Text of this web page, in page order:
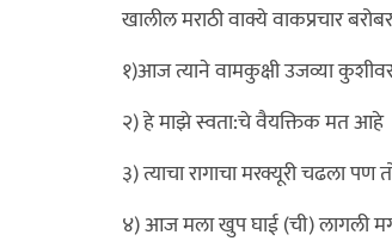
खालील मराठी वाक्ये वाकप्रचार
१)आज त्याने वामकुक्षी उजव्या
२) हे माझे स्वता:चे वैयक्तिक मत आहे
३) त्याचा रागाचा मरक्यूरी चढला
४) आज मला खुप घाई (ची) लागली